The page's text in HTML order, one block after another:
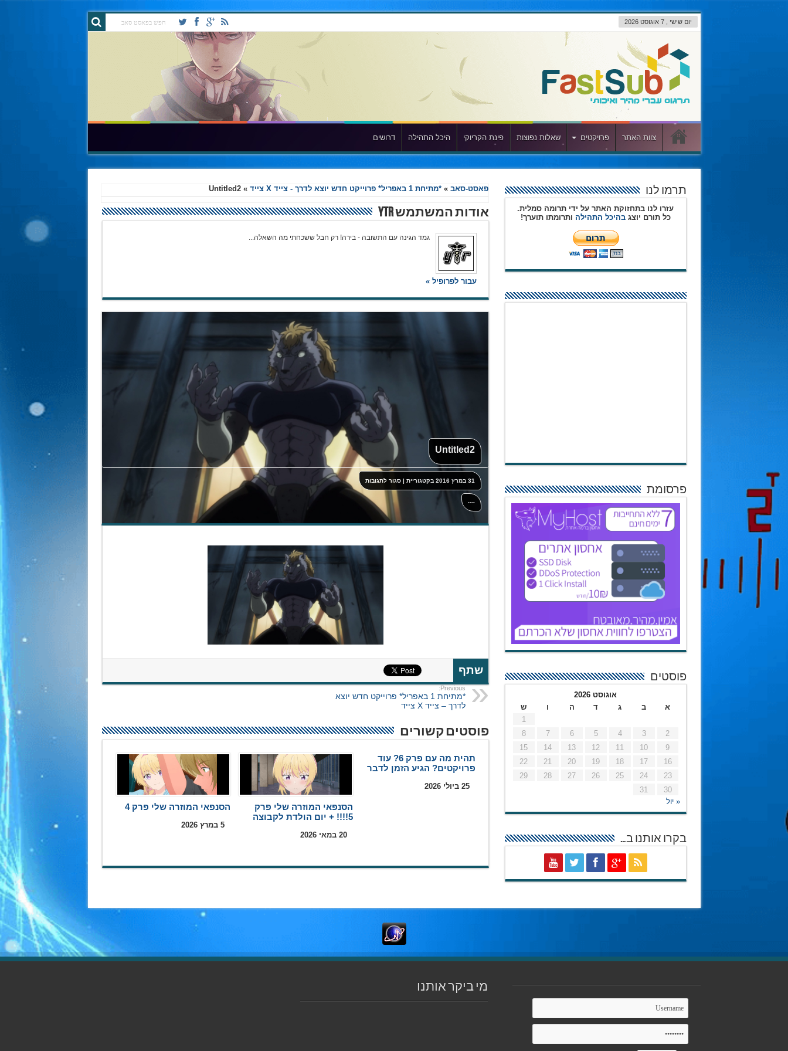
יום שישי , 7 אוגוסט 2026
צוות האתר פרויקטים שאלות נפוצות פינת הקריוקי היכל התהילה דרושים
פאסט-סאב »*מתיחת 1 באפריל* פרוייקט חדש יוצא לדרך - צייד X צייד »
Untitled2
אודות המשתמש YTR
גמד הגינה עם התשובה - בירה! רק חבל ששכחתי מה השאלה...
עבור לפרופיל »
Untitled2
31 במרץ 2016 בקטגוריית |סגור לתגובותעל
Untitled2
----
שתף
Previous:
*מתיחת 1 באפריל* פרוייקט חדש יוצא
לדרך – צייד X צייד
פוסטים קשורים
תהית מה עם פרק 6? עוד
פרויקטים? הגיע הזמן לדבר
25 ביולי 2026
הסנפאי המוזרה שלי פרק
5!!!! + יום הולדת לקבוצה
20 במאי 2026
הסנפאי המוזרה שלי פרק 4
5 במרץ 2026
תרמו לנו
עזרו לנו בתחזוקת האתר על ידי תרומה סמלית.
כל תורם יוצגבהיכל התהילה ותרומתו תוערך!
פרסומת
פוסטים
אוגוסט 2026
א
ב ג ד ה ו
ש
1
2
3
4
5
6
7
8
9
10
11
12
13
14
15
16
17
18
19
20
21
22
23
24
25
26
27
28
29
30
31
« יול
בקרו אותנו ב…
מי ביקר אותנו